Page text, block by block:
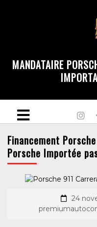
MANDATAIRE
Financement
Porsche Importée
24